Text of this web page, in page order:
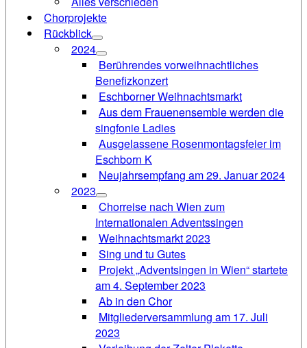
Chorprojekte
Rückblick
2024
Berührendes vorweihnachtliches
Benefizkonzert
Eschborner Weihnachtsmarkt
Aus dem Frauenensemble werden die
singfonie Ladies
Ausgelassene Rosenmontagsfeier im
Eschborn K
Neujahrsempfang am 29. Januar 2024
2023
Chorreise nach Wien zum
Internationalen Adventssingen
Weihnachtsmarkt 2023
Sing und tu Gutes
Projekt „Adventsingen in Wien“ startete
am 4. September 2023
Ab in den Chor
Mitgliederversammlung am 17. Juli
2023